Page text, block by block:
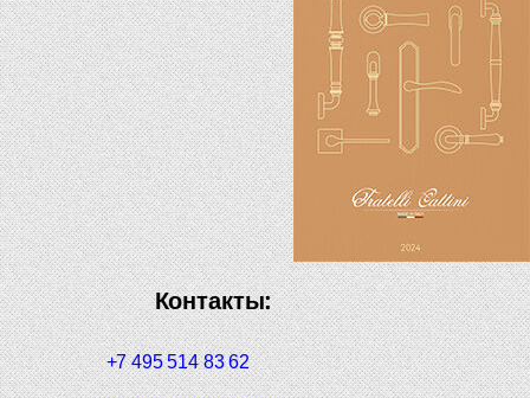
Контакты:
+7 495 514 83 62